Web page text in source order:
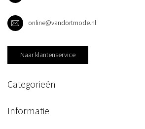
online@vandortmode.nl
Naar klantenservice
Categorieën
Informatie